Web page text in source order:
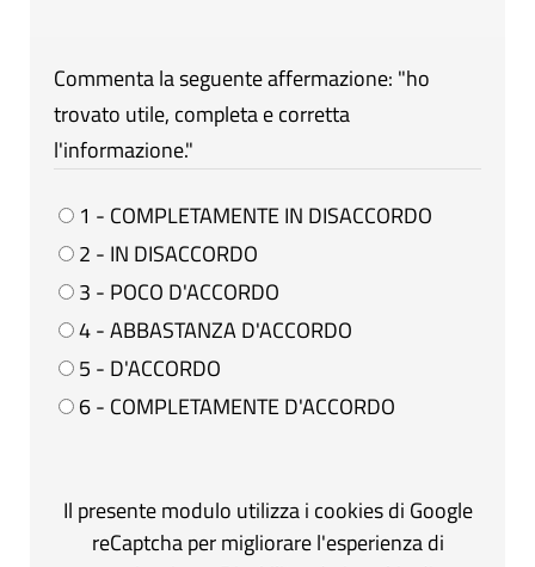
Commenta la seguente affermazione: "ho
trovato utile, completa e corretta
l'informazione."
1 - COMPLETAMENTE IN DISACCORDO
2 - IN DISACCORDO
3 - POCO D'ACCORDO
4 - ABBASTANZA D'ACCORDO
5 - D'ACCORDO
6 - COMPLETAMENTE D'ACCORDO
Il presente modulo utilizza i cookies di Google
reCaptcha per migliorare l'esperienza di